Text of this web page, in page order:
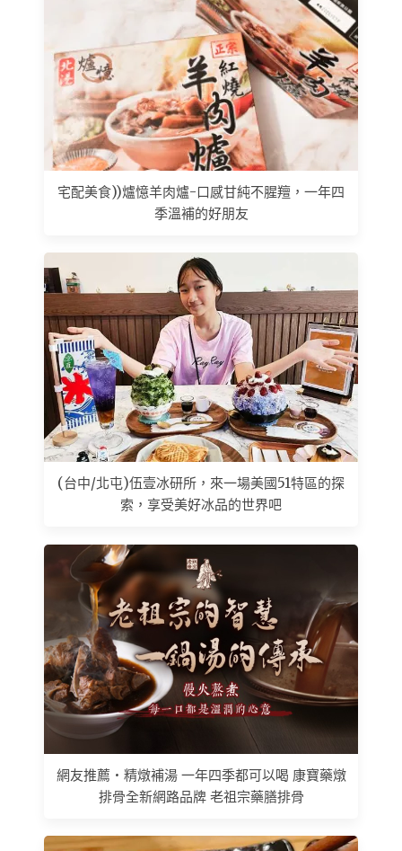
宅配美食))爐憶羊肉爐-口感甘純不腥羶，一年四
季溫補的好朋友
(台中/北屯)伍壹冰研所，來一場美國51特區的探
索，享受美好冰品的世界吧
網友推薦 • 精燉補湯 一年四季都可以喝 康寶藥燉
排骨全新網路品牌 老祖宗藥膳排骨